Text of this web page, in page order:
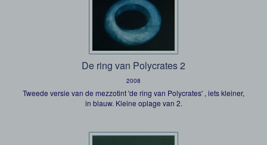
De ring van Polycrates 2
2008
Tweede versie van de mezzotint 'de ring van Polycrates' , iets kleiner,
in blauw. Kleine oplage van 2.